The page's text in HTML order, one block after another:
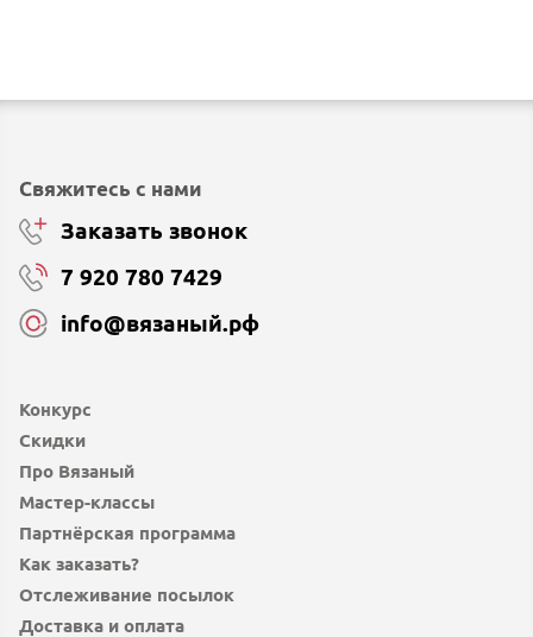
Конкурс
Скидки
Про Вязаный
Мастер-классы
Партнёрская программа
Как заказать?
Отслеживание посылок
Доставка и оплата
Свяжитесь с нами
Заказать звонок
7 920 780 7429
info@вязаный.рф